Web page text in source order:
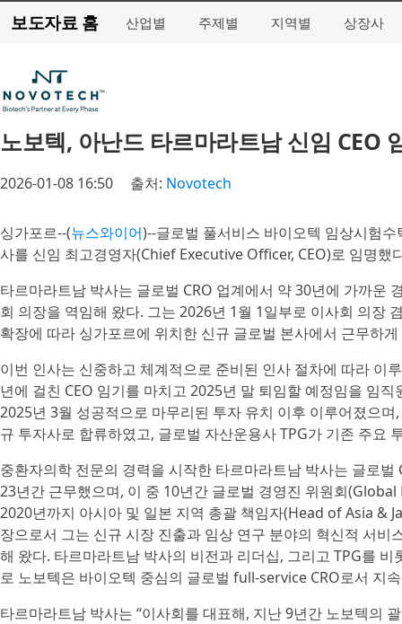
보도자료 홈 산업별 주제별 지역별 상장사
노보텍, 아난드 타르마라트남 신임 CEO
2026-01-08 16:50 출처: Novotech
싱가포르--(뉴스와이어)--글로벌 풀서비스 바이오텍 임상시험수
사를 신임 최고경영자(Chief Executive Officer, CEO)로 임명했
타르마라트남 박사는 글로벌 CRO 업계에서 약 30년에 가까운
회 의장을 역임해 왔다. 그는 2026년 1월 1일부로 이사회 의장
확장에 따라 싱가포르에 위치한 신규 글로벌 본사에서 근무하게
이번 인사는 신중하고 체계적으로 준비된 인사 절차에 따라 이
년에 걸친 CEO 임기를 마치고 2025년 말 퇴임할 예정임을 임
2025년 3월 성공적으로 마무리된 투자 유치 이후 이루어졌으
규 투자사로 합류하였고, 글로벌 자산운용사 TPG가 기존 주요
중환자의학 전문의 경력을 시작한 타르마라트남 박사는 글로
23년간 근무했으며, 이 중 10년간 글로벌 경영진 위원회
2020년까지 아시아 및 일본 지역 총괄 책임자(Head of Asia &
장으로서 그는 신규 시장 진출과 임상 연구 분야의 혁신적 서
해 왔다. 타르마라트남 박사의 비전과 리더십, 그리고 TPG를
로 노보텍은 바이오텍 중심의 글로벌 full-service CRO로서 지
타르마라트남 박사는 “이사회를 대표해, 지난 9년간 노보텍의